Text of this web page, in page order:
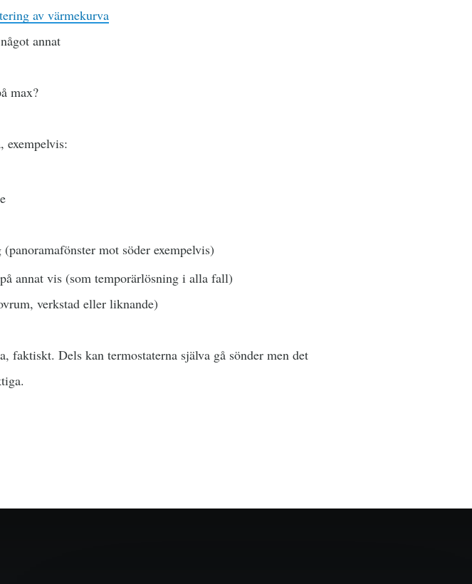
av värmekurva
annat
max?
exempelvis:
mot söder exempelvis)
annat vis (som temporärlösning i alla fall)
verkstad eller liknande)
faktiskt. Dels kan termostaterna själva gå sönder men det